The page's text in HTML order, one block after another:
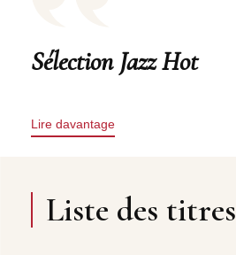
Sélection Jazz Hot
Lire davantage
Liste des titres